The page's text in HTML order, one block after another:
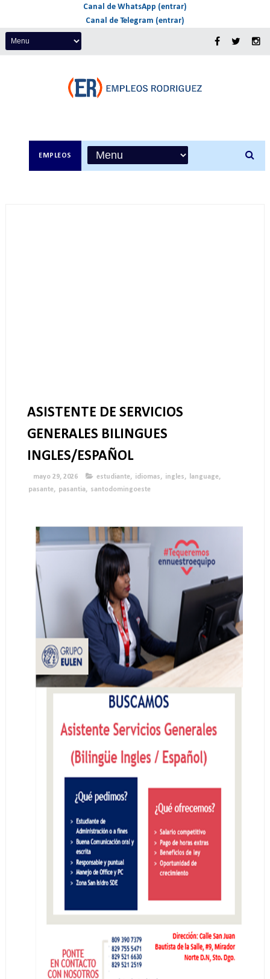
Canal de WhatsApp (entrar)
Canal de Telegram (entrar)
EMPLEOS
ASISTENTE DE SERVICIOS
GENERALES BILINGUES
INGLES/ESPAÑOL
mayo 29, 2026 estudiante, idiomas, ingles, language,
pasante, pasantia, santodomingoeste